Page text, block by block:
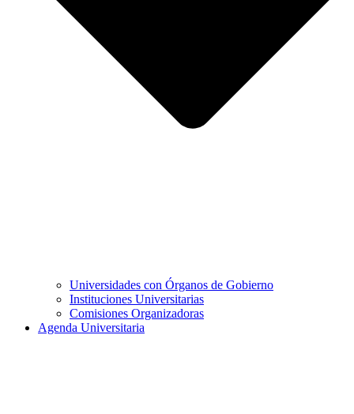
Universidades con Órganos de Gobierno
Instituciones Universitarias
Comisiones Organizadoras
Agenda Universitaria